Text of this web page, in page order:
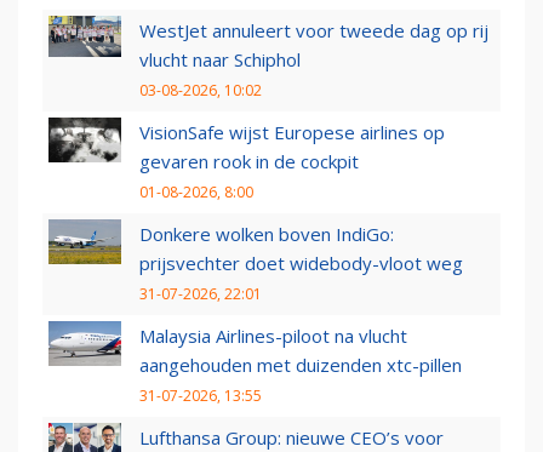
WestJet annuleert voor tweede dag op rij
vlucht naar Schiphol
03-08-2026, 10:02
VisionSafe wijst Europese airlines op
gevaren rook in de cockpit
01-08-2026, 8:00
Donkere wolken boven IndiGo:
prijsvechter doet widebody-vloot weg
31-07-2026, 22:01
Malaysia Airlines-piloot na vlucht
aangehouden met duizenden xtc-pillen
31-07-2026, 13:55
Lufthansa Group: nieuwe CEO’s voor